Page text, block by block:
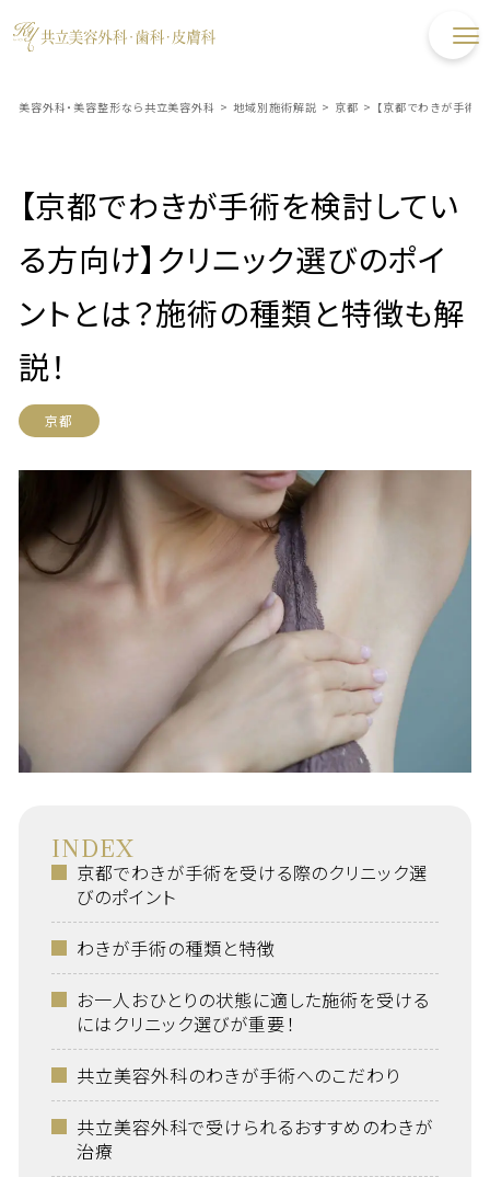
美容外科・美容整形なら共立美容外科 > 地域別施術解説 > 京都 > 【京都でわきが手術
【京都でわきが手術を検討してい
る方向け】クリニック選びのポイ
ントとは？施術の種類と特徴も解
説！
京都
INDEX
京都でわきが手術を受ける際のクリニック選
びのポイント
わきが手術の種類と特徴
お一人おひとりの状態に適した施術を受ける
にはクリニック選びが重要！
共立美容外科のわきが手術へのこだわり
共立美容外科で受けられるおすすめのわきが
治療